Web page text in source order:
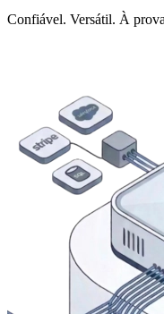
Confiável. Versátil. À